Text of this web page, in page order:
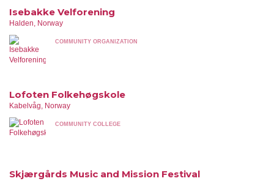
Isebakke Velforening
Halden, Norway
COMMUNITY ORGANIZATION
Lofoten Folkehøgskole
Kabelvåg, Norway
COMMUNITY COLLEGE
Skjærgårds Music and Mission Festival